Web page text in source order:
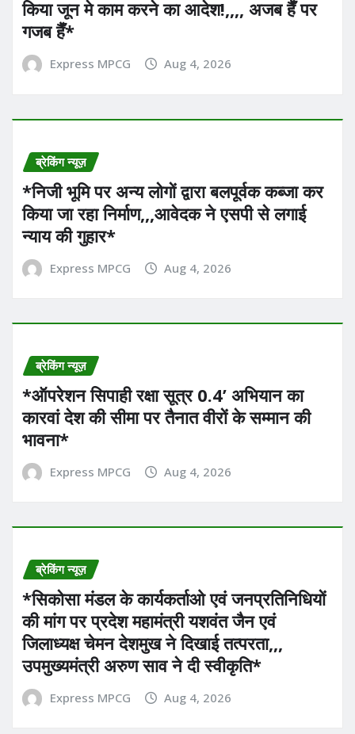
किया जून मे काम करने का आदेश!,,,, अजब हैँ पर
गजब हैँ*
Express MPCG Aug 4, 2026
ब्रेकिंग न्यूज़
*निजी भूमि पर अन्य लोगों द्वारा बलपूर्वक कब्जा कर
किया जा रहा निर्माण,,,आवेदक ने एसपी से लगाई
न्याय की गुहार*
Express MPCG Aug 4, 2026
ब्रेकिंग न्यूज़
*ऑपरेशन सिपाही रक्षा सूत्र 0.4’ अभियान का
कारवां देश की सीमा पर तैनात वीरों के सम्मान की
भावना*
Express MPCG Aug 4, 2026
ब्रेकिंग न्यूज़
*सिकोसा मंडल के कार्यकर्ताओ एवं जनप्रतिनिधियों
की मांग पर प्रदेश महामंत्री यशवंत जैन एवं
जिलाध्यक्ष चेमन देशमुख ने दिखाई तत्परता,,,
उपमुख्यमंत्री अरुण साव ने दी स्वीकृति*
Express MPCG Aug 4, 2026